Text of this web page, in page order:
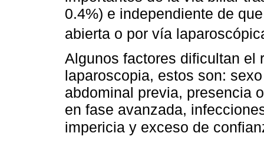
0.4%) e independiente de
abierta o por vía
Algunos factores dificultan el
laparoscopia, estos son:
abdominal previa, presencia
en fase avanzada,
impericia y exceso de